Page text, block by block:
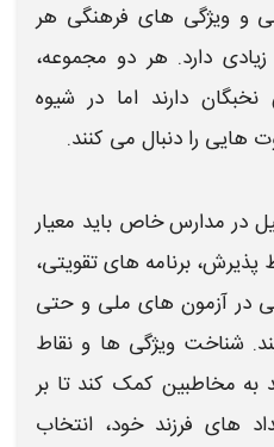
وویژگی‌ های فرهنگی هر
دارد. هر دو مجموعه،
دارند اما در شیوه
هایی را دنبال می‌ کنند.
در مدارس خاص باید معیار
برنامه‌ های تقویتی،
در آزمون‌ های ملی و حتی
شناخت ویژگی‌ ها و نقاط
به مخاطبین کمک کند تا بر
های فرزند خود، انتخاب